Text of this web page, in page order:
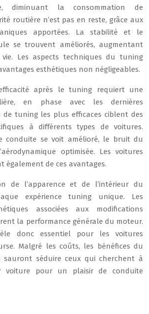
diminuant la consommation de
routière n’est pas en reste, grâce aux
apportées. La stabilité et le
se trouvent améliorés, augmentant
Les aspects techniques du tuning
esthétiques non négligeables.
après le tuning requiert une
en phase avec les dernières
de tuning les plus efficaces ciblent des
à différents types de voitures.
conduite se voit amélioré, le bruit du
optimisée. Les voitures
également de ces avantages.
de l’apparence et de l’intérieur du
expérience tuning unique. Les
associées aux modifications
la performance générale du moteur.
donc essentiel pour les voitures
Malgré les coûts, les bénéfices du
séduire ceux qui cherchent à
voiture pour un plaisir de conduite